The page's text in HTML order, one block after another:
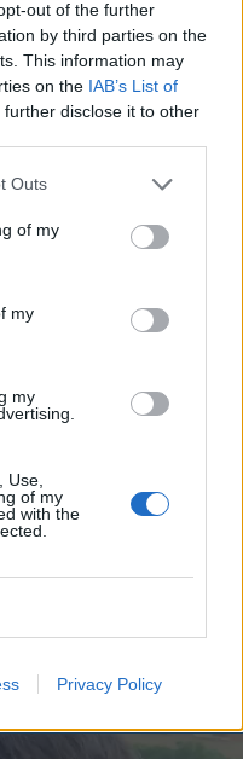
out of the further
by third parties on the
This information may
on the IAB’s List of
further disclose it to other
Outs
of my
my
my
Use,
of my
with the
Privacy Policy